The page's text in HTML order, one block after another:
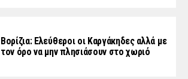
Βορίζια: Ελεύθεροι οι Καργάκηδες αλλά με
τον όρο να μην πλησιάσουν στο χωριό